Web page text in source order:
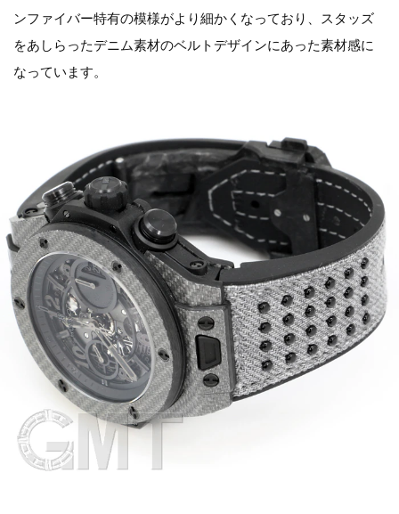
ンファイバー特有の模様がより細かくなっており、スタッズ
をあしらったデニム素材のベルトデザインにあった素材感に
なっています。